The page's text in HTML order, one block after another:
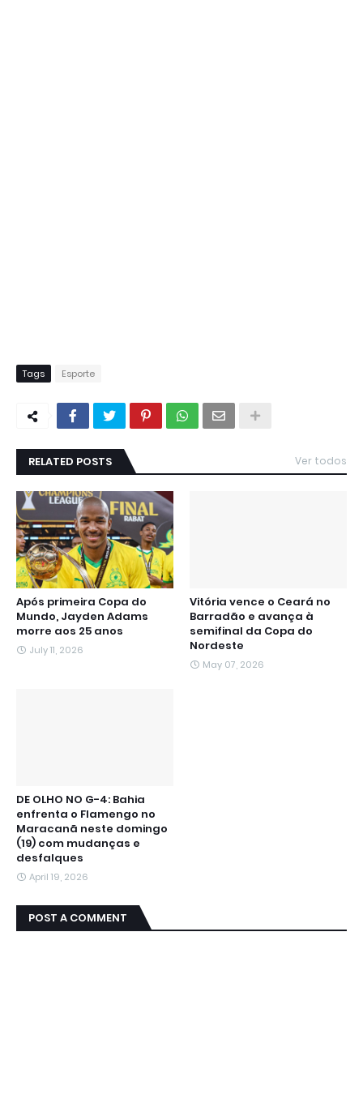
Tags Esporte
RELATED POSTS Ver todos
Após primeira Copa do
Mundo, Jayden Adams
morre aos 25 anos
July 11, 2026
Vitória vence o Ceará no
Barradão e avança à
semifinal da Copa do
Nordeste
May 07, 2026
DE OLHO NO G-4: Bahia
enfrenta o Flamengo no
Maracanã neste domingo
(19) com mudanças e
desfalques
April 19, 2026
POST A COMMENT